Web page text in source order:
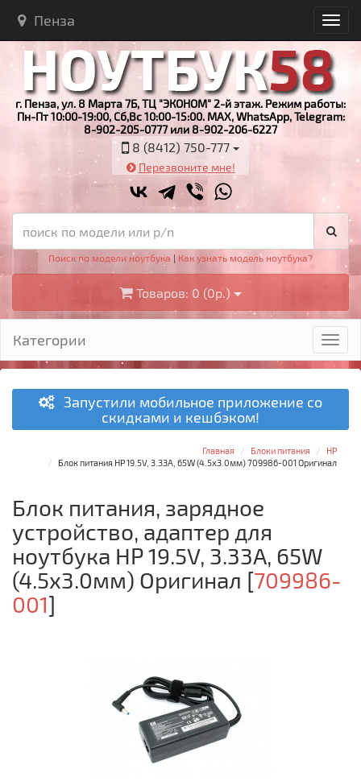
Пенза
г. Пенза, ул. 8 Марта 7Б, ТЦ "ЭКОНОМ" 2-й этаж. Режим работы:
Пн-Пт 10:00-19:00, Сб,Вс 10:00-15:00. MAX, WhatsApp, Telegram:
8-902-205-0777 или 8-902-206-6227
8 (8412) 750-777
Перезвоните мне!
Поиск по модели ноутбука | Как узнать модель ноутбука?
Товаров: 0 (0р.)
Категории
Запустили мобильное приложение со
скидками и кешбэком!
Главная Блоки питания
HP
Блок питания HP 19.5V, 3.33A, 65W (4.5x3.0мм) 709986-001 Оригинал
Блок питания, зарядное
устройство, адаптер для
ноутбука HP 19.5V, 3.33A, 65W
(4.5x3.0мм) Оригинал [709986-
001]